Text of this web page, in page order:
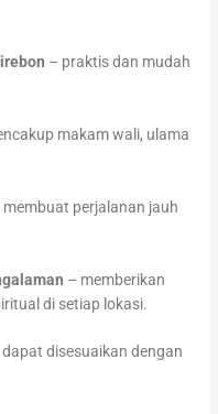
– praktis dan mudah
makam wali, ulama
membuat perjalanan jauh
– memberikan
di setiap lokasi.
dapat disesuaikan dengan